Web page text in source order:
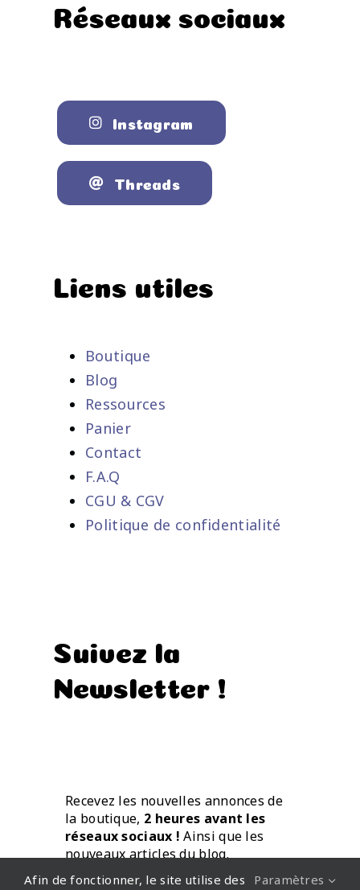
Réseaux sociaux
Instagram
Threads
Liens utiles
Boutique
Blog
Ressources
Panier
Contact
F.A.Q
CGU & CGV
Politique de confidentialité
Suivez la
Newsletter !
Recevez les nouvelles annonces de
la boutique, 2 heures avant les
réseaux sociaux ! Ainsi que les
nouveaux articles du blog.
Directement par mail.
Afin de fonctionner, le site utilise des Paramètres